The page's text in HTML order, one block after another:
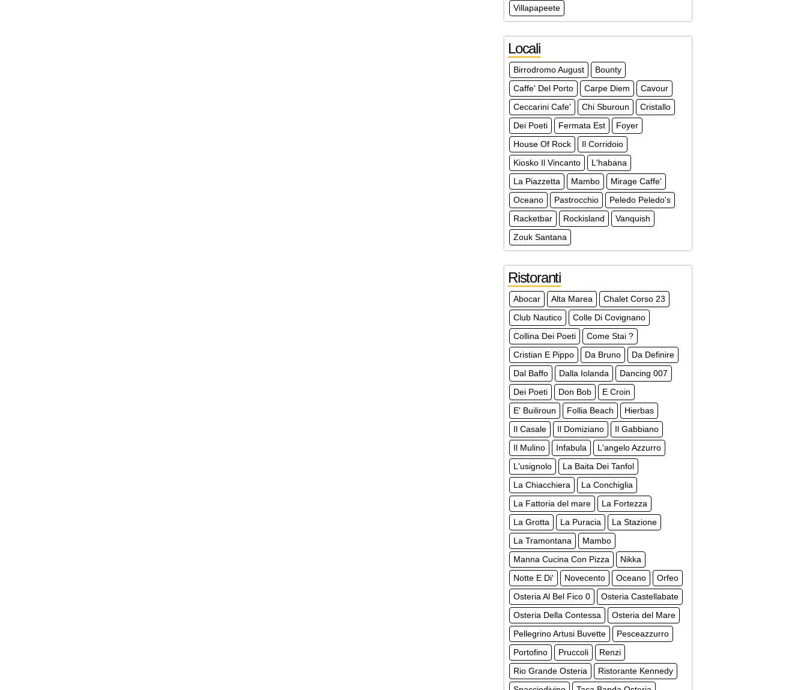
Villapapeete
Locali
Birrodromo August
Bounty
Caffe' Del Porto
Carpe Diem
Cavour
Ceccarini Cafe'
Chi Sburoun
Cristallo
Dei Poeti
Fermata Est
Foyer
House Of Rock
Il Corridoio
Kiosko Il Vincanto
L'habana
La Piazzetta
Mambo
Mirage Caffe'
Oceano
Pastrocchio
Peledo Peledo's
Racketbar
Rockisland
Vanquish
Zouk Santana
Ristoranti
Abocar Alta Marea
Chalet Corso 23
Club Nautico
Colle Di Covignano
Collina Dei Poeti
Come Stai ?
Cristian E Pippo
Da Bruno
Da Definire
Dal Baffo
Dalla Iolanda
Dancing 007
Dei Poeti
Don Bob
E Croin
E' Builiroun
Follia Beach
Hierbas
Il Casale
Il Domiziano
Il Gabbiano
Il Mulino
Infabula
L'angelo Azzurro
L'usignolo
La Baita Dei Tanfol
La Chiacchiera
La Conchiglia
La Fattoria del mare
La Fortezza
La Grotta
La Puracia
La Stazione
La Tramontana
Mambo
Manna Cucina Con Pizza
Nikka
Notte E Di'
Novecento Oceano
Orfeo
Osteria Al Bel Fico 0
Osteria Castellabate
Osteria Della Contessa
Osteria del Mare
Pellegrino Artusi Buvette
Pesceazzurro
Portofino
Pruccoli
Renzi
Rio Grande Osteria
Ristorante Kennedy